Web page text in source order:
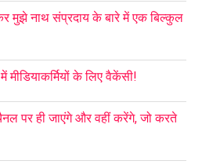
मुझे नाथ संप्रदाय के बारे में एक बिल्कुल
के लिए वैकेंसी!
पर ही जाएंगे और वहीं करेंगे, जो करते